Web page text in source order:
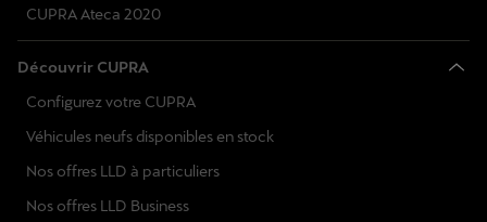
CUPRA Ateca 2020
Découvrir CUPRA
Configurez votre CUPRA
Véhicules neufs disponibles en stock
Nos offres LLD à particuliers
Nos offres LLD Business